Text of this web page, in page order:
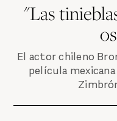
"Las
El actor chileno
película